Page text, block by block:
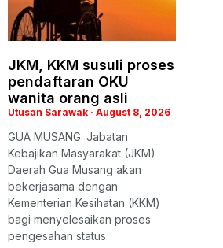
JKM, KKM susuli proses
pendaftaran OKU
wanita orang asli
Utusan Sarawak August 8, 2026
GUA MUSANG: Jabatan
Kebajikan Masyarakat (JKM)
Daerah Gua Musang akan
bekerjasama dengan
Kementerian Kesihatan (KKM)
bagi menyelesaikan proses
pengesahan status